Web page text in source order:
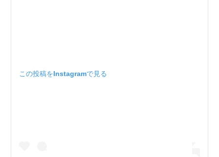
この投稿をInstagramで見る